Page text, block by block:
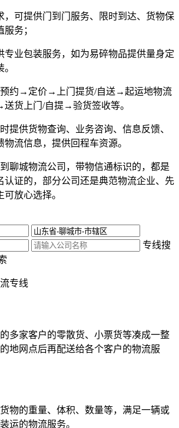
，可提供门到门服务、限时到达、货物保
务；
专业包装服务，如为易碎物品提供量身定
预约→定价→上门提货/自送→起运地物流
货上门/自提→验货签收等。
提供货物查询、业务咨询、信息反馈、
流信息，提供回程车资源。
聊城物流公司，带物信通标识的，都是
认证的，部分公司还是典范物流企业、先
放心选择。
专线搜
专线
多家客户的零散货、小票货等凑成一整
地网点后再配送给各个客户的物流服
物的重量、体积、数量等，满足一辆或
运的物流服务。